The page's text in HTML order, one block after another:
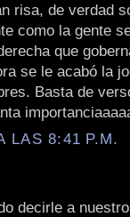
risa, de verdad
como la gente
que
se le acabó la
Basta de
LAS 8:41 P.M.
decirle a